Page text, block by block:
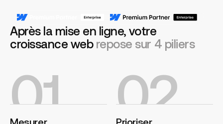
Après la mise en ligne, votre
croissance web repose sur 4 piliers
01 02